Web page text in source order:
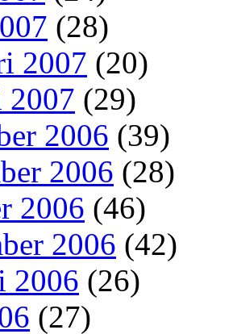
(28)
2007 (20)
2007 (29)
2006 (39)
2006 (28)
2006 (46)
2006 (42)
2006 (26)
(27)